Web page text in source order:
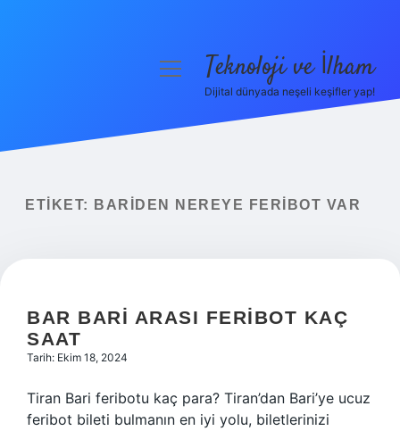
Yasal Uyarı
menüyüTeknoloji ve İlham
Dijital dünyada neşeli keşifler yap!
ETIKET: BARIDEN NEREYE FERIBOT VAR
BAR BARI ARASI FERIBOT KAÇ
SAAT
Tarih: Ekim 18, 2024
Tiran Bari feribotu kaç para? Tiran’dan Bari’ye ucuz
feribot bileti bulmanın en iyi yolu, biletlerinizi